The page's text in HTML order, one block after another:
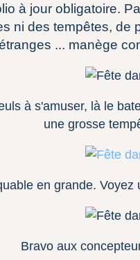
à jour obligatoire.
ni des tempêtes, de
... manège
à s'amuser, là le
une grosse
en grande.
Bravo aux